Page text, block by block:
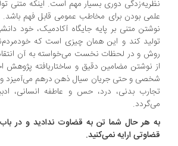
دوری بسیار مهم است. اینکه متنی تولید
بودن برای مخاطب عمومی قابل فهم باشد. در
متنی بر پایه جایگاه آکادمیک، خود دانشی
کند و این همان چیزی است که خودمردم‌نگاری
و در لحظات نخست می‌خواسته به آن انتقاد
نوشتن مضامین دقیق و ساختاریافته پژوهش
و حتی جریان سیال ذهن درهم می‌آمیزد و به
بدنی، درد، حس و عاطفه انسانی، ادبیات
هر حال شما تن به قضاوت ندادید و در باب
ارایه نمی‌کنید.